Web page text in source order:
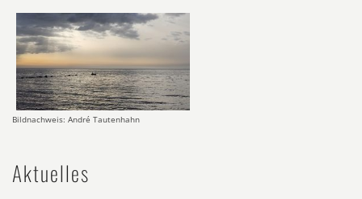
Bildnachweis: André Tautenhahn
Aktuelles